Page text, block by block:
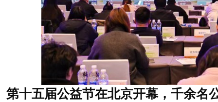
第十五届公益节在北京开幕，千余名